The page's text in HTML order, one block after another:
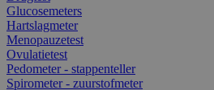
Glucosemeters
Hartslagmeter
Menopauzetest
Ovulatietest
Pedometer - stappenteller
Spirometer - zuurstofmeter